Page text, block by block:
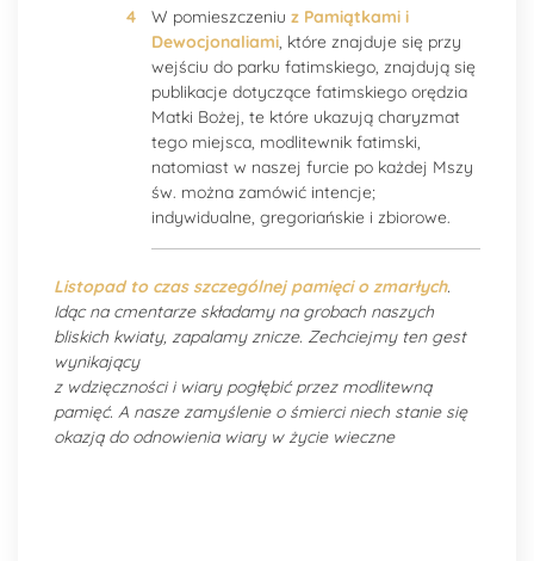
W pomieszczeniu z Pamiątkami i
Dewocjonaliami, które znajduje się przy
wejściu do parku fatimskiego, znajdują się
publikacje dotyczące fatimskiego orędzia
Matki Bożej, te które ukazują charyzmat
tego miejsca, modlitewnik fatimski,
natomiast w naszej furcie po każdej Mszy
św. można zamówić intencje;
indywidualne, gregoriańskie i zbiorowe.
Listopad to czas szczególnej pamięci o zmarłych.
Idąc na cmentarze składamy na grobach naszych
bliskich kwiaty, zapalamy znicze. Zechciejmy ten gest
wynikający
z wdzięczności i wiary pogłębić przez modlitewną
pamięć. A nasze zamyślenie o śmierci niech stanie się
okazją do odnowienia wiary w życie wieczne